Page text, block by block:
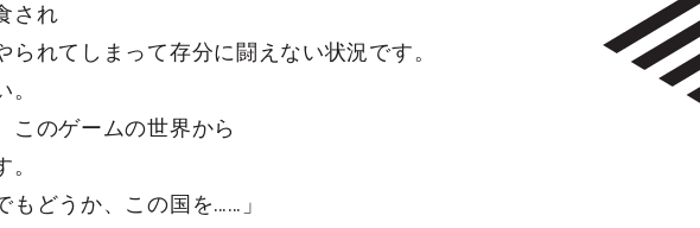
され
れてしまって存分に闘えない状況です。
このゲームの世界から
どうか、この国を……」